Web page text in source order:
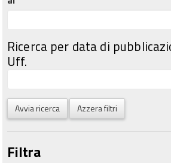
Ricerca per data di
Uff.
Avvia ricerca Azzera filtri
Filtra